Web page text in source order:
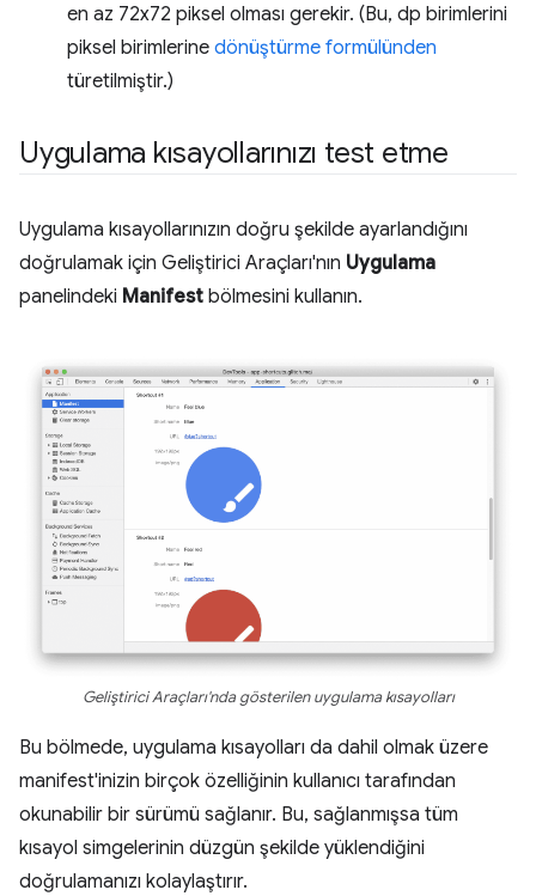
en az 72x72 piksel olması gerekir. (Bu, dp birimlerini
piksel birimlerine dönüştürme formülünden
türetilmiştir.)
Uygulama kısayollarınızı test etme
Uygulama kısayollarınızın doğru şekilde ayarlandığını
doğrulamak için Geliştirici Araçları'nın Uygulama
panelindeki Manifest bölmesini kullanın.
Geliştirici Araçları'nda gösterilen uygulama kısayolları
Bu bölmede, uygulama kısayolları da dahil olmak üzere
manifest'inizin birçok özelliğinin kullanıcı tarafından
okunabilir bir sürümü sağlanır. Bu, sağlanmışsa tüm
kısayol simgelerinin düzgün şekilde yüklendiğini
doğrulamanızı kolaylaştırır.